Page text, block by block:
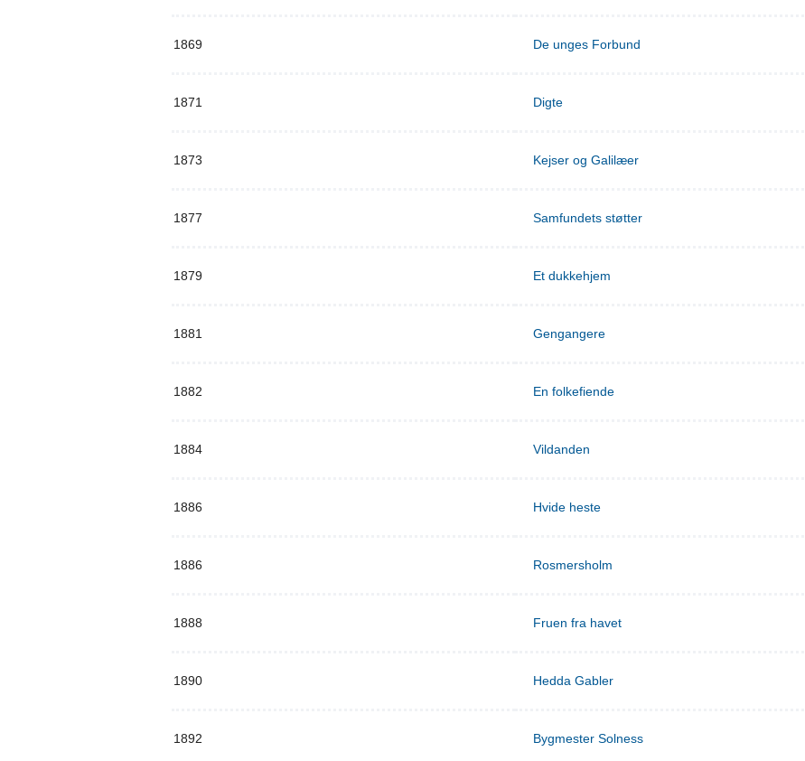
1869 De unges Forbund
1871 Digte
1873 Kejser og Galilæer
1877 Samfundets støtter
1879 Et dukkehjem
1881 Gengangere
1882 En folkefiende
1884 Vildanden
1886 Hvide heste
1886 Rosmersholm
1888 Fruen fra havet
1890 Hedda Gabler
1892 Bygmester Solness